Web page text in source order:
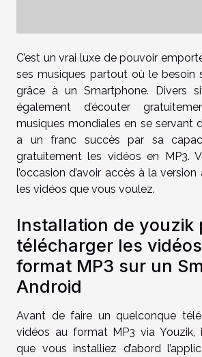
C’est un vrai luxe de pouvoir
ses musiques partout où le besoin
grâce à un Smartphone. Divers
également d’écouter
musiques mondiales en se servant
a un franc succès par sa
gratuitement les vidéos en MP3.
l’occasion d’avoir accès à la
les vidéos que vous voulez.
Installation de youzik
télécharger les
format MP3 sur un
Android
Avant de faire un quelconque
vidéos au format MP3 via
que vous installiez d’abord